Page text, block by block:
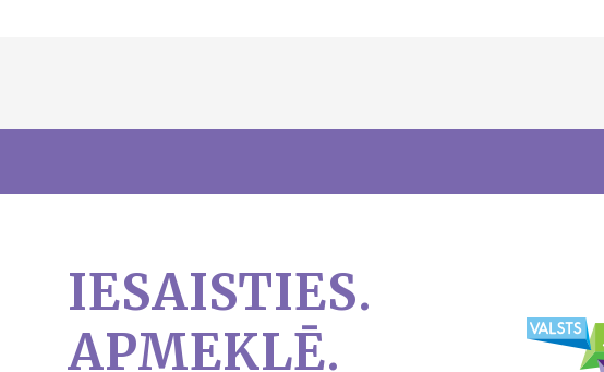
IESAISTIES.
APMEKLĒ.